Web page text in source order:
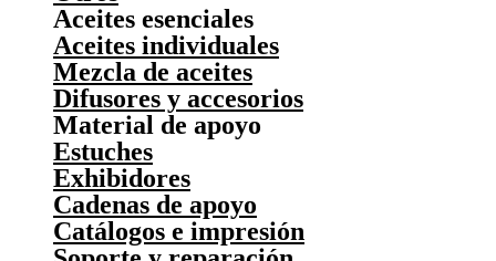
Aceites esenciales
Aceites individuales
Mezcla de aceites
Difusores y accesorios
Material de apoyo
Estuches
Exhibidores
Cadenas de apoyo
Catálogos e impresión